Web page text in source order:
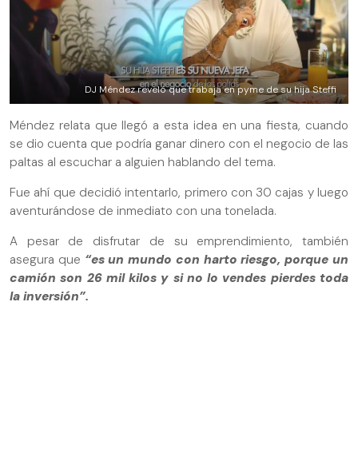
DJ Méndez reveló que trabaja en pyme de su hija Steffi
Méndez relata que llegó a esta idea en una fiesta, cuando
se dio cuenta que podría ganar dinero con el negocio de las
paltas al escuchar a alguien hablando del tema.
Fue ahí que decidió intentarlo, primero con 30 cajas y luego
aventurándose de inmediato con una tonelada.
A pesar de disfrutar de su emprendimiento, también
asegura que “es un mundo con harto riesgo, porque un
camión son 26 mil kilos y si no lo vendes pierdes toda
la inversión”.